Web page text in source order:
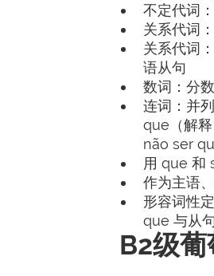
不定代词
关系代词
关系代词
语从句
数词：分
连词：并
que（解
não ser
用 que 和
作为主语
形容词性
que 与从
B2级